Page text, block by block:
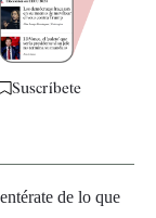
Suscríbete
de lo que